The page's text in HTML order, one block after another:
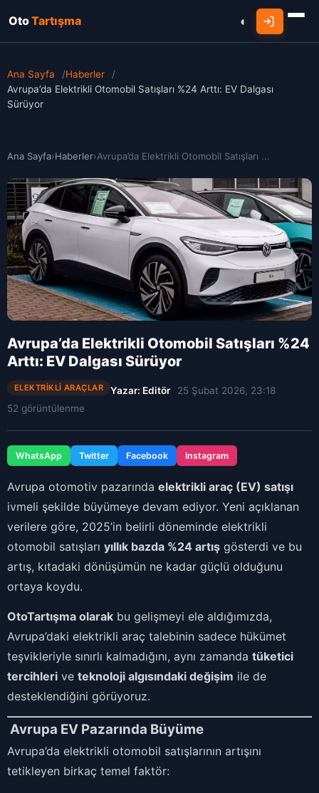
OtoTartışma
Ana Sayfa /Haberler
/
Avrupa’da Elektrikli Otomobil Satışları %24 Arttı: EV Dalgası
Sürüyor
Ana Sayfa›Haberler›Avrupa’da Elektrikli Otomobil Satışları ...
Avrupa’da Elektrikli Otomobil Satışları %24
Arttı: EV Dalgası Sürüyor
ELEKTRIKLI ARAÇLAR Yazar: Editör
25 Şubat 2026, 23:18
52 görüntülenme
WhatsApp Twitter Facebook Instagram
Avrupa otomotiv pazarında elektrikli araç (EV) satışı
ivmeli şekilde büyümeye devam ediyor. Yeni açıklanan
verilere göre, 2025’in belirli döneminde elektrikli
otomobil satışları yıllık bazda %24 artış gösterdi ve bu
artış, kıtadaki dönüşümün ne kadar güçlü olduğunu
ortaya koydu.
OtoTartışma olarak bu gelişmeyi ele aldığımızda,
Avrupa’daki elektrikli araç talebinin sadece hükümet
teşvikleriyle sınırlı kalmadığını, aynı zamanda tüketici
tercihleri ve teknoloji algısındaki değişim ile de
desteklendiğini görüyoruz.
Avrupa EV Pazarında Büyüme
Avrupa’da elektrikli otomobil satışlarının artışını
tetikleyen birkaç temel faktör: